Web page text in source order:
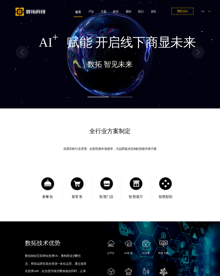
首页 产品 方案 硬件 案例 我们 资讯 数拓后台 CN EN
AI+ 赋能 开启线下商显未来
数拓 智见未来
全行业方案制定
深度剖析行业背景，全面挖掘市场需求，为品牌提供定制化智能升级方案
新餐饮 新零售 智慧门店 智慧展厅 智慧影院
数拓技术优势
数拓独创互联网化智屏OS，重构商业消费生
态，帮助品牌实现全渠道一体化运营。通过场景
化智屏APP，在全面升级消费体验的同时，让单
云平台 H5容器 AI引擎 商显大脑